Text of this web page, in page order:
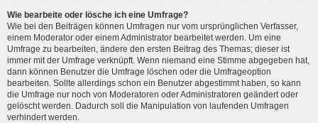
Wie bearbeite oder lösche ich eine Umfrage?
Wie bei den Beiträgen können Umfragen nur vom ursprünglichen Verfasser,
einem Moderator oder einem Administrator bearbeitet werden. Um eine
Umfrage zu bearbeiten, ändere den ersten Beitrag des Themas; dieser ist
immer mit der Umfrage verknüpft. Wenn niemand eine Stimme abgegeben hat,
dann können Benutzer die Umfrage löschen oder die Umfrageoption
bearbeiten. Sollte allerdings schon ein Benutzer abgestimmt haben, so kann
die Umfrage nur noch von Moderatoren oder Administratoren geändert oder
gelöscht werden. Dadurch soll die Manipulation von laufenden Umfragen
verhindert werden.